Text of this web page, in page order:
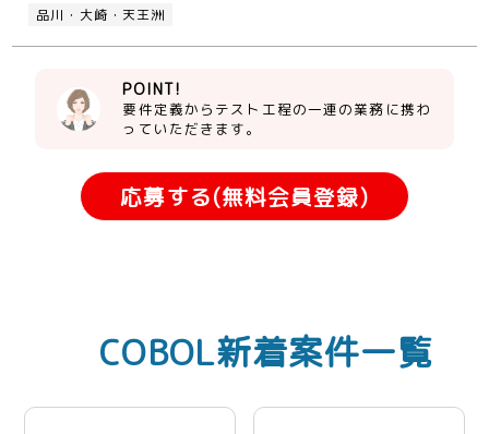
品川・大崎・天王洲
POINT!
要件定義からテスト工程の一連の業務に携わ
っていただきます。
応募する(無料会員登録)
COBOL新着案件一覧